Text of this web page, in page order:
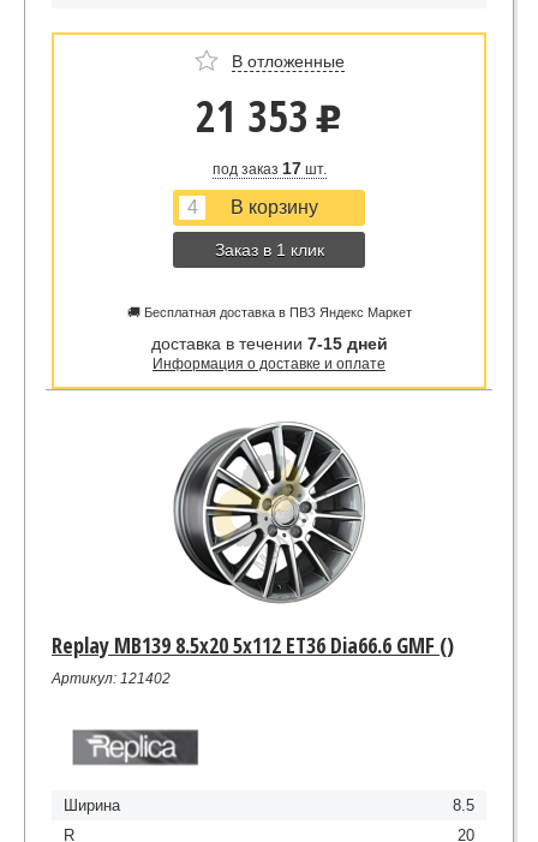
В отложенные
21 353 u
под заказ 17шт.
Заказ в 1 клик
🚚 Бесплатная доставка в ПВЗ Яндекс Маркет
доставка в течении 7-15 дней
Информация о доставке и оплате
Replay MB139 8.5x20 5x112 ET36 Dia66.6 GMF ()
Артикул: 121402
Ширина
8.5
R
20